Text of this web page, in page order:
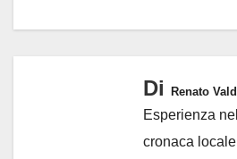
Di Renato
Esperienza
cronaca